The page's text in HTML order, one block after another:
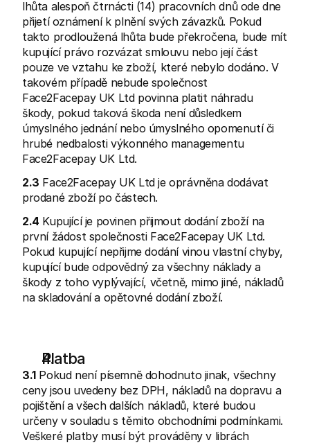
lhůta alespoň čtrnácti (14) pracovních dnů ode dne
přijetí oznámení k plnění svých závazků. Pokud
takto prodloužená lhůta bude překročena, bude mít
kupující právo rozvázat smlouvu nebo její část
pouze ve vztahu ke zboží, které nebylo dodáno. V
takovém případě nebude společnost
Face2Facepay UK Ltd povinna platit náhradu
škody, pokud taková škoda není důsledkem
úmyslného jednání nebo úmyslného opomenutí či
hrubé nedbalosti výkonného managementu
Face2Facepay UK Ltd.
2.3 Face2Facepay UK Ltd je oprávněna dodávat
prodané zboží po částech.
2.4 Kupující je povinen přijmout dodání zboží na
první žádost společnosti Face2Facepay UK Ltd.
Pokud kupující nepřijme dodání vinou vlastní chyby,
kupující bude odpovědný za všechny náklady a
škody z toho vyplývající, včetně, mimo jiné, nákladů
na skladování a opětovné dodání zboží.
Platba
3.1 Pokud není písemně dohodnuto jinak, všechny
ceny jsou uvedeny bez DPH, nákladů na dopravu a
pojištění a všech dalších nákladů, které budou
určeny v souladu s těmito obchodními podmínkami.
Veškeré platby musí být prováděny v librách